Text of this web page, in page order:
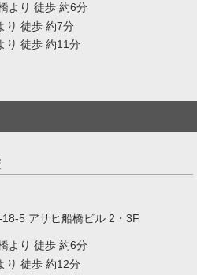
より 徒歩 約6分
り 徒歩 約7分
り 徒歩 約11分
5 アサヒ船橋ビル 2・3F
より 徒歩 約6分
り 徒歩 約12分